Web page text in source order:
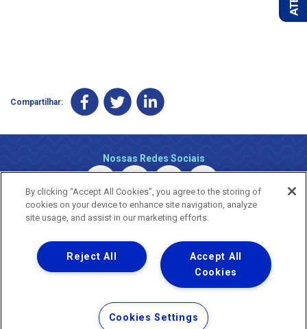
Compartilhar:
Nossas Redes Sociais
Uma empresa
Copyright ® 2026 - Todos os Direitos Reservados.
Nossa natureza movimenta a vida
Termos Gerais de Uso de Sites e Aplicativos
Política de Privacidade e Proteção de Dados
By clicking “Accept All Cookies”, you agree to the storing of
cookies on your device to enhance site navigation, analyze
site usage, and assist in our marketing efforts.
Accept All
Cookies
Reject All
Cookies Settings